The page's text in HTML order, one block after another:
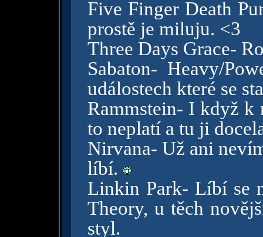
Five Finger Death
prostě je miluju. <3
Three Days Grace-
Sabaton- Heavy/
událostech které se
Rammstein- I když k
to neplatí a tu ji
Nirvana- Už ani
líbí.
Linkin Park- Líbí se
Theory, u těch
styl.